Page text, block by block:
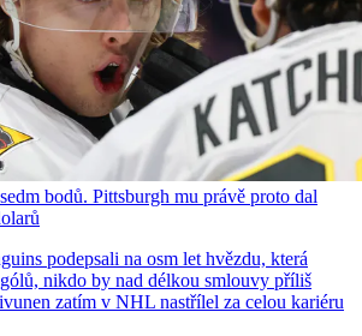
bodů. Pittsburgh mu právě proto dal
podepsali na osm let hvězdu, která
nikdo by nad délkou smlouvy příliš
zatím v NHL nastřílel za celou kariéru